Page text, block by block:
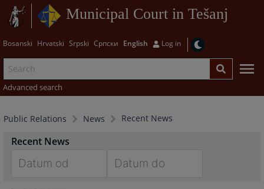
Municipal Court in Tešanj
Bosanski Hrvatski Srpski Српски English Log in
Advanced search
Public Relations News Recent News
Recent News